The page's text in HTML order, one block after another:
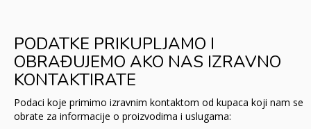
PODATKE PRIKUPLJAMO I
OBRAĐUJEMO AKO NAS IZRAVNO
KONTAKTIRATE
Podaci koje primimo izravnim kontaktom od kupaca koji nam se
obrate za informacije o proizvodima i uslugama: